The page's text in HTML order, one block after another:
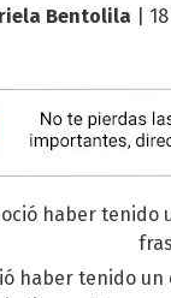
Bentolila |
haber tenido